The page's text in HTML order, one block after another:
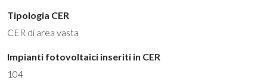
Tipologia CER
CER di area vasta
Impianti fotovoltaici inseriti in CER
104